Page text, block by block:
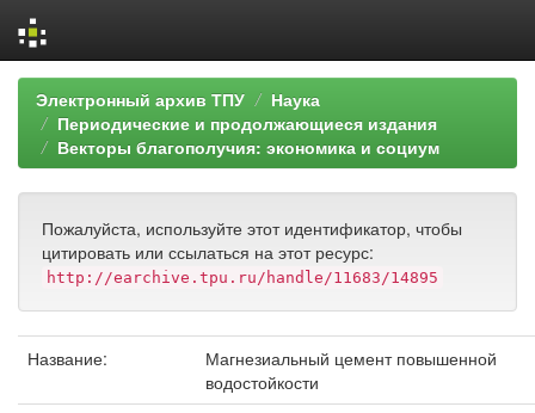
Skip
navigation
Электронный архив ТПУ
Наука
Периодические и продолжающиеся издания
Векторы благополучия: экономика и социум
Пожалуйста, используйте этот идентификатор, чтобы
цитировать или ссылаться на этот ресурс:
http://earchive.tpu.ru/handle/11683/14895
Название:
Магнезиальный цемент повышенной
водостойкости